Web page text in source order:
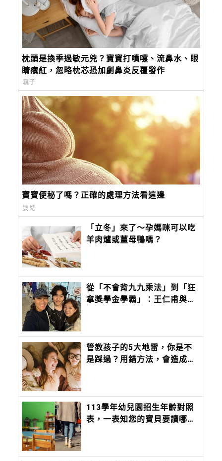
枕頭是換季過敏元兇？寶寶打噴嚏、流鼻水、眼
睛癢紅，忽略枕芯恐加劇鼻炎反覆發作
親子
寶寶便秘了嗎？正確的處理方法看這邊
嬰兒
「立冬」來了～孕媽咪可以吃
羊肉爐或薑母鴨嗎？
從「不會背九九乘法」到「狂
拿獎學金學霸」：王仁甫與季
管教孩子的5大地雷，你是不
是踩過？用錯方法，會造成孩
113學年幼兒園招生年齡對照
表，一表知您的寶貝要讀哪個